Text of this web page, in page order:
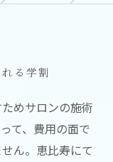
る学割
めサロンの施術
て、費用の面で
ん。恵比寿にて